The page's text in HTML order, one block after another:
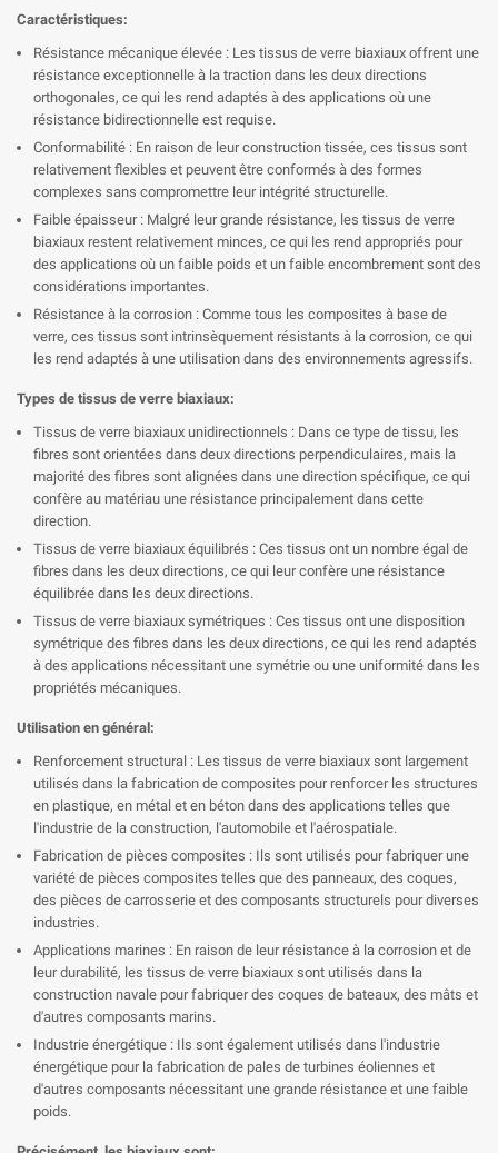
Caractéristiques:
Résistance mécanique élevée : Les tissus de verre biaxiaux offrent une
résistance exceptionnelle à la traction dans les deux directions
orthogonales, ce qui les rend adaptés à des applications où une
résistance bidirectionnelle est requise.
Conformabilité : En raison de leur construction tissée, ces tissus sont
relativement flexibles et peuvent être conformés à des formes
complexes sans compromettre leur intégrité structurelle.
Faible épaisseur : Malgré leur grande résistance, les tissus de verre
biaxiaux restent relativement minces, ce qui les rend appropriés pour
des applications où un faible poids et un faible encombrement sont des
considérations importantes.
Résistance à la corrosion : Comme tous les composites à base de
verre, ces tissus sont intrinsèquement résistants à la corrosion, ce qui
les rend adaptés à une utilisation dans des environnements agressifs.
Types de tissus de verre biaxiaux:
Tissus de verre biaxiaux unidirectionnels : Dans ce type de tissu, les
fibres sont orientées dans deux directions perpendiculaires, mais la
majorité des fibres sont alignées dans une direction spécifique, ce qui
confère au matériau une résistance principalement dans cette
direction.
Tissus de verre biaxiaux équilibrés : Ces tissus ont un nombre égal de
fibres dans les deux directions, ce qui leur confère une résistance
équilibrée dans les deux directions.
Tissus de verre biaxiaux symétriques : Ces tissus ont une disposition
symétrique des fibres dans les deux directions, ce qui les rend adaptés
à des applications nécessitant une symétrie ou une uniformité dans les
propriétés mécaniques.
Utilisation en général:
Renforcement structural : Les tissus de verre biaxiaux sont largement
utilisés dans la fabrication de composites pour renforcer les structures
en plastique, en métal et en béton dans des applications telles que
l'industrie de la construction, l'automobile et l'aérospatiale.
Fabrication de pièces composites : Ils sont utilisés pour fabriquer une
variété de pièces composites telles que des panneaux, des coques,
des pièces de carrosserie et des composants structurels pour diverses
industries.
Applications marines : En raison de leur résistance à la corrosion et de
leur durabilité, les tissus de verre biaxiaux sont utilisés dans la
construction navale pour fabriquer des coques de bateaux, des mâts et
d'autres composants marins.
Industrie énergétique : Ils sont également utilisés dans l'industrie
énergétique pour la fabrication de pales de turbines éoliennes et
d'autres composants nécessitant une grande résistance et une faible
poids.